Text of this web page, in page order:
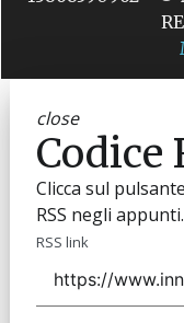
close
Codice
Clicca sul
RSS negli appunti.
RSS link